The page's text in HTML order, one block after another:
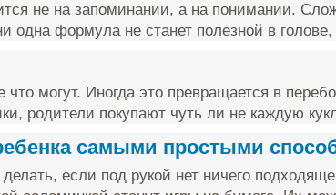
не на запоминании, а на понимании.
одна формула не станет полезной в
могут. Иногда это превращается в
родители покупают чуть ли не каждую
самыми простыми
если под рукой нет ничего